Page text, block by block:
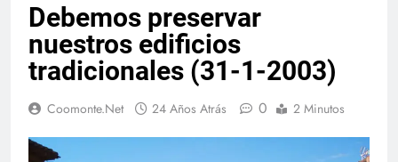
Debemos preservar
nuestros edificios
tradicionales (31-1-2003)
Coomonte.net 24 Años Atrás 0 2 Minutos